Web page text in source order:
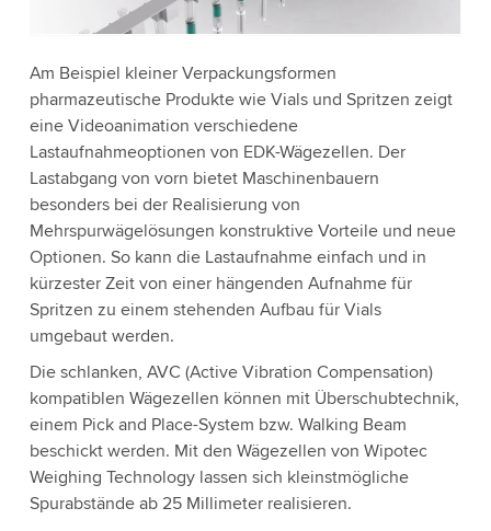
Weitere Informationen
Am Beispiel kleiner Verpackungsformen
pharmazeutische Produkte wie Vials und Spritzen zeigt
eine Videoanimation verschiedene
Lastaufnahmeoptionen von EDK-Wägezellen. Der
Lastabgang von vorn bietet Maschinenbauern
besonders bei der Realisierung von
Mehrspurwägelösungen konstruktive Vorteile und neue
Optionen. So kann die Lastaufnahme einfach und in
kürzester Zeit von einer hängenden Aufnahme für
Spritzen zu einem stehenden Aufbau für Vials
umgebaut werden.
Die schlanken, AVC (Active Vibration Compensation)
kompatiblen Wägezellen können mit Überschubtechnik,
einem Pick and Place-System bzw. Walking Beam
beschickt werden. Mit den Wägezellen von Wipotec
Weighing Technology lassen sich kleinstmögliche
Spurabstände ab 25 Millimeter realisieren.